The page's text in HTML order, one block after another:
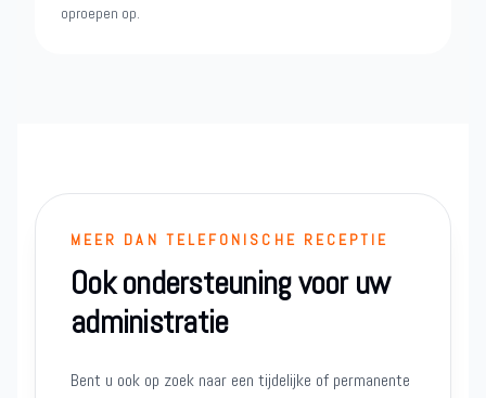
oproepen op.
MEER DAN TELEFONISCHE RECEPTIE
Ook ondersteuning voor uw
administratie
Bent u ook op zoek naar een tijdelijke of permanente